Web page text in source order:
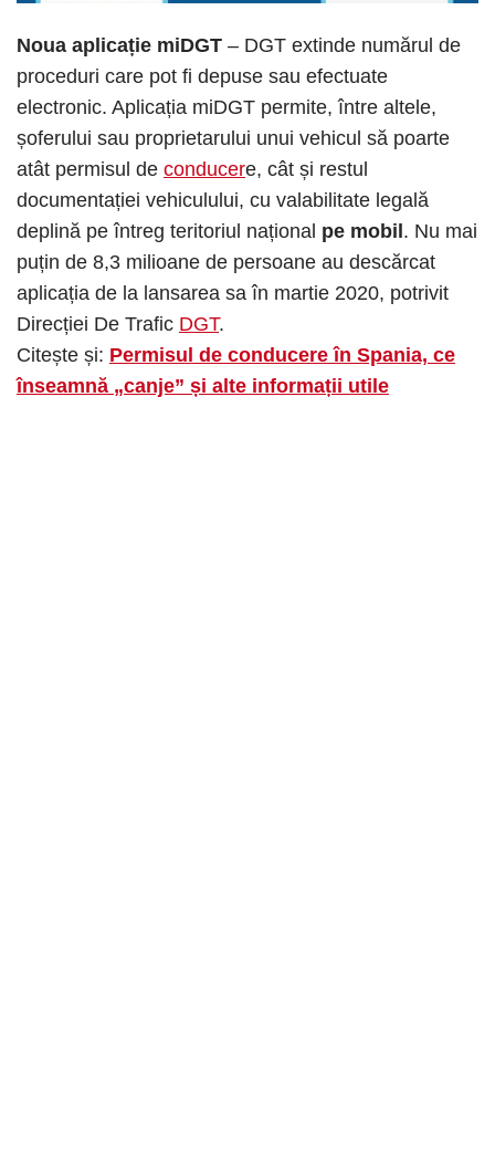
Noua aplicație miDGT – DGT extinde numărul de
proceduri care pot fi depuse sau efectuate
electronic. Aplicația miDGT permite, între altele,
șoferului sau proprietarului unui vehicul să poarte
atât permisul de conducere, cât și restul
documentației vehiculului, cu valabilitate legală
deplină pe întreg teritoriul național pe mobil. Nu mai
puțin de 8,3 milioane de persoane au descărcat
aplicația de la lansarea sa în martie 2020, potrivit
Direcției De Trafic DGT.
Citește și: Permisul de conducere în Spania, ce
înseamnă „canje” și alte informații utile